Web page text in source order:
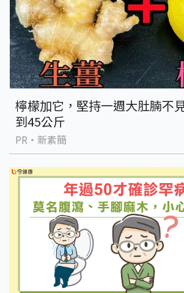
檸檬加它，堅持一週大肚腩不
到45公斤
PR・新素簡